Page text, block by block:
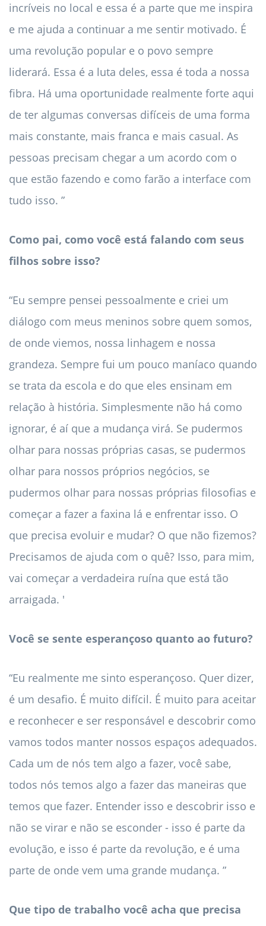
incríveis no local e essa é a parte que me inspira
e me ajuda a continuar a me sentir motivado. É
uma revolução popular e o povo sempre
liderará. Essa é a luta deles, essa é toda a nossa
fibra. Há uma oportunidade realmente forte aqui
de ter algumas conversas difíceis de uma forma
mais constante, mais franca e mais casual. As
pessoas precisam chegar a um acordo com o
que estão fazendo e como farão a interface com
tudo isso. ”
Como pai, como você está falando com seus
filhos sobre isso?
“Eu sempre pensei pessoalmente e criei um
diálogo com meus meninos sobre quem somos,
de onde viemos, nossa linhagem e nossa
grandeza. Sempre fui um pouco maníaco quando
se trata da escola e do que eles ensinam em
relação à história. Simplesmente não há como
ignorar, é aí que a mudança virá. Se pudermos
olhar para nossas próprias casas, se pudermos
olhar para nossos próprios negócios, se
pudermos olhar para nossas próprias filosofias e
começar a fazer a faxina lá e enfrentar isso. O
que precisa evoluir e mudar? O que não fizemos?
Precisamos de ajuda com o quê? Isso, para mim,
vai começar a verdadeira ruína que está tão
arraigada. '
Você se sente esperançoso quanto ao futuro?
“Eu realmente me sinto esperançoso. Quer dizer,
é um desafio. É muito difícil. É muito para aceitar
e reconhecer e ser responsável e descobrir como
vamos todos manter nossos espaços adequados.
Cada um de nós tem algo a fazer, você sabe,
todos nós temos algo a fazer das maneiras que
temos que fazer. Entender isso e descobrir isso e
não se virar e não se esconder - isso é parte da
evolução, e isso é parte da revolução, e é uma
parte de onde vem uma grande mudança. ”
Que tipo de trabalho você acha que precisa